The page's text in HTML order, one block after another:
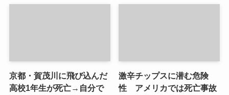
京都・賀茂川に飛び込んだ
高校1年生が死亡→自分で
激辛チップスに潜む危険
性 アメリカでは死亡事故